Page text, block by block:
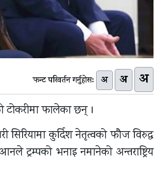
फन्ट परिवर्तन गर्नुहोस: अ अ अ
टोकरीमा फालेका छन् ।
सिरियामा कुर्दिश नेतृत्वको फौज विरुद्ध
ट्रम्पको भनाइ नमानेको अन्तराष्ट्रिय